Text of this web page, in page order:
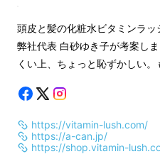
何度も試作を繰り返し
のテクスチャを実現。
固形バームですが、手
伸びます。
頭皮と髪の化粧水ビタミンラ
弊社代表 白砂ゆき子が考案し
くい上、ちょっと恥ずかしい
https://vitamin-lush.com/
https://a-can.jp/
https://shop.vitamin-